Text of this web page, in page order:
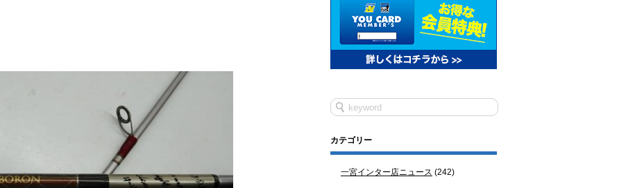
カテゴリー
一宮インター店ニュース (242)